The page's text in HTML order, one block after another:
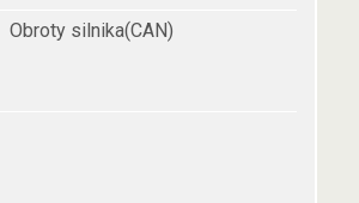
Obroty silnika(CAN)